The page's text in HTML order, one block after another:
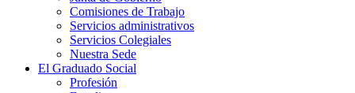
Comisiones de Trabajo
Servicios administrativos
Servicios Colegiales
Nuestra Sede
El Graduado Social
Profesión